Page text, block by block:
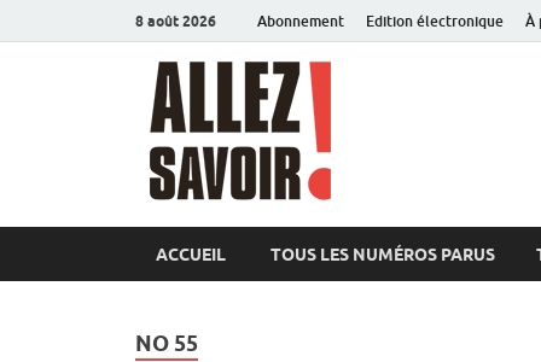
8 août 2026 Abonnement Edition électronique À
ACCUEIL TOUS LES NUMÉROS PARUS
NO 55